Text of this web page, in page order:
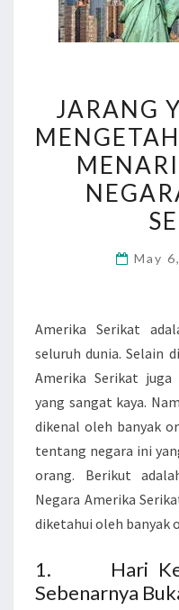
JARANG
May
Amerika Serikat
seluruh dunia. Selain
Amerika Serikat
yang sangat kaya.
dikenal oleh banyak
tentang negara ini
orang. Berikut
Negara Amerika
diketahui oleh banyak
1. Hari
Sebenarnya